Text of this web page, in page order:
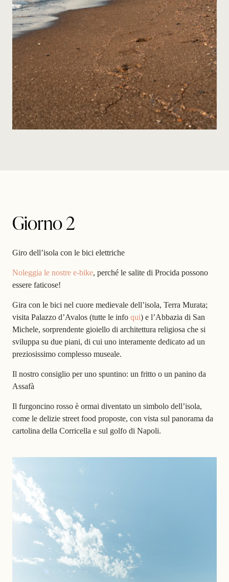
Giorno 2
Giro dell’isola con le bici elettriche
Noleggia le nostre e-bike, perché le salite di Procida possono
essere faticose!
Gira con le bici nel cuore medievale dell’isola, Terra Murata;
visita Palazzo d’Avalos (tutte le info qui) e l’Abbazia di San
Michele, sorprendente gioiello di architettura religiosa che si
sviluppa su due piani, di cui uno interamente dedicato ad un
preziosissimo complesso museale.
Il nostro consiglio per uno spuntino: un fritto o un panino da
Assafà
Il furgoncino rosso è ormai diventato un simbolo dell’isola,
come le delizie street food proposte, con vista sul panorama da
cartolina della Corricella e sul golfo di Napoli.